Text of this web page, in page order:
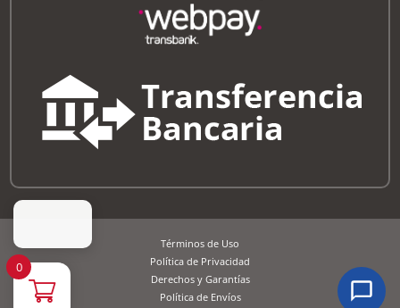
Términos de Uso
Política de Privacidad
Derechos y Garantías
Política de Envíos
0